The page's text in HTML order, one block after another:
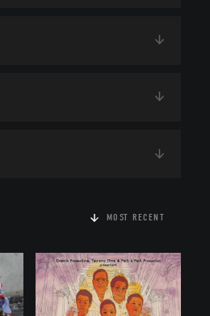
MOST RECENT